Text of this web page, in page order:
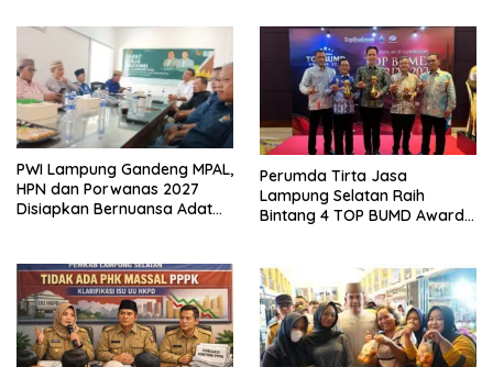
PWI Lampung Gandeng MPAL,
HPN dan Porwanas 2027
Disiapkan Bernuansa Adat
Perumda Tirta Jasa
Lampung Selatan Raih
Bintang 4 TOP BUMD Awards